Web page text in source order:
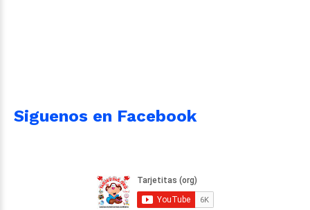
Siguenos en Facebook